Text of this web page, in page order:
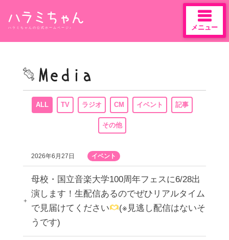
content
ハラミちゃんの公式ホームページ♪ メニュー
ALL TV ラジオ CM イベント 記事
その他
2026年6月27日 イベント
母校・国立音楽大学100周年フェスに6/28出
演します！生配信あるのでぜひリアルタイム
で見届けてください
(※見逃し配信はないそ
うです)